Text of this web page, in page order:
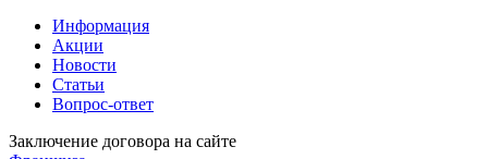
Информация
Акции
Новости
Статьи
Вопрос-ответ
Заключение договора на сайте